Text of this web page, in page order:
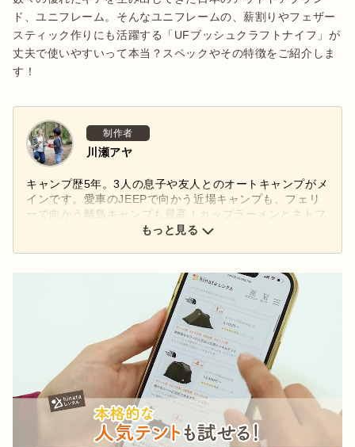
ド、ユニフレーム。そんなユニフレームの、薪割りやフェザー
スティック作りにも活躍する「UFブッシュクラフトナイフ」が
丈夫で使いやすいって本当？スペックやその特徴をご紹介しま
す！
制作者
川瀬アヤ
キャンプ歴5年。3人の息子や友人とのオートキャンプがメ
インです。愛車のJEEPで向かう近場キャンプも、フェリ
ーで向かう離島キャンプも最高！カップラーメンとネトフ
リで過ごす、脱力系スタイルがお気に入りです。相棒はス
き。ビンテージも気になります。昆虫採集を楽しめるキャ
ンプ場や楽器演奏OKのキャンプ場を日々開拓中！
もっと見る